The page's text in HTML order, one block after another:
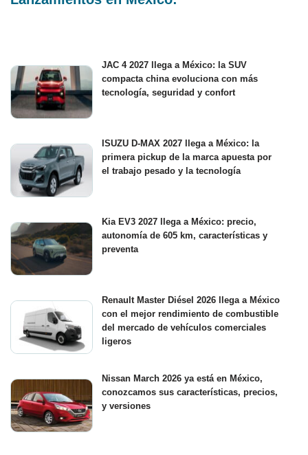
JAC 4 2027 llega a México: la SUV
compacta china evoluciona con más
tecnología, seguridad y confort
ISUZU D-MAX 2027 llega a México: la
primera pickup de la marca apuesta por
el trabajo pesado y la tecnología
Kia EV3 2027 llega a México: precio,
autonomía de 605 km, características y
preventa
Renault Master Diésel 2026 llega a México
con el mejor rendimiento de combustible
del mercado de vehículos comerciales
ligeros
Nissan March 2026 ya está en México,
conozcamos sus características, precios,
y versiones